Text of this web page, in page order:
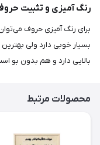
رنگ آمیزی و تثبیت
برای رنگ آمیزی حروف
بسیار خوبی دارد ولی
بالایی دارد و هم بدون بو
محصولات مرتبط